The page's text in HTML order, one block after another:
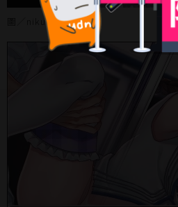
圖／nikukyu